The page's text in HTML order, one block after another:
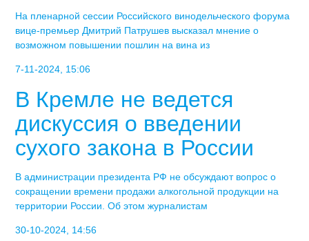
На пленарной сессии Российского винодельческого форума
вице-премьер Дмитрий Патрушев высказал мнение о
возможном повышении пошлин на вина из
7-11-2024, 15:06
В Кремле не ведется
дискуссия о введении
сухого закона в России
В администрации президента РФ не обсуждают вопрос о
сокращении времени продажи алкогольной продукции на
территории России. Об этом журналистам
30-10-2024, 14:56